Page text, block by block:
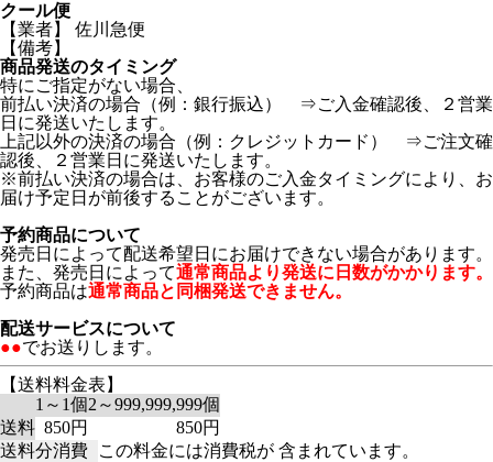
クール便
【業者】 佐川急便
【備考】
商品発送のタイミング
特にご指定がない場合、
前払い決済の場合（例：銀行振込） ⇒ご入金確認後、２営業
日に発送いたします。
上記以外の決済の場合（例：クレジットカード） ⇒ご注文確
認後、２営業日に発送いたします。
※前払い決済の場合は、お客様のご入金タイミングにより、お
届け予定日が前後することがございます。
予約商品について
発売日によって配送希望日にお届けできない場合があります。
また、発売日によって通常商品より発送に日数がかかります。
予約商品は通常商品と同梱発送できません。
配送サービスについて
●●でお送りします。
【送料料金表】
1～1個2～999,999,999個
送料 850円
850円
送料分消費
この料金には消費税が 含まれています。